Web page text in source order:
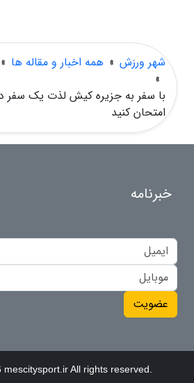
شهر ورزش » همه اخبار و مقاله ها »
»
با سفر به جزیره کیش لذت یک سفر
امتحان کنید
خبرنامه
عضویت
All rights reserved.